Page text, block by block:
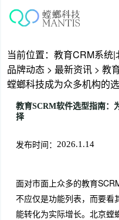
当前位置： 教育CRM系统|
品牌动态 > 最新资讯 > 教
螳螂科技成为众多机构的
教育SCRM软件选型指南：
择
发布时间： 2026.1.14
面对市面上众多的教育
不应仅是功能列表，而要看
能转化为实际增长。北京螳